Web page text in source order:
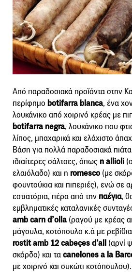
Από παραδοσιακά προϊόντα στην
περίφημο botifarra blanca, ένα
λουκάνικο από χοιρινό κρέας με
botifarra negra, λουκάνικο που
λίπος, μπαχαρικά και ελάχιστο
Βάση για πολλά παραδοσιακά
ιδιαίτερες σάλτσες, όπως η allioli
ελαιόλαδο) και η romesco (με
φουντούκια και πιπεριές), ενώ σε
εστιατόρια, πέρα από την παέγια,
εμβληματικές καταλανικές
amb carn d’olla (ραγού με κρέας
μάγουλα, κοτόπουλο κ.ά με ρεβίθια
rostit amb 12 cabeçes d’all (αρνί
σκόρδο) και ταcanelones a la
με χοιρινό και συκώτι κοτόπουλου).